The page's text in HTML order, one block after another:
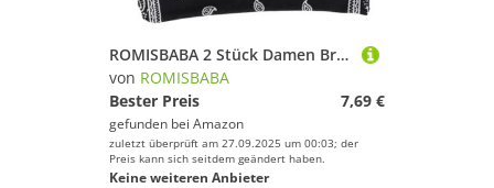
ROMISBABA 2 Stück Damen Breites Elastisches Sport Stirnband Schweißabsorbierend Atmungsaktiv für Yoga Workout Fitness Komfortables Bequemes Kopfband mit Langlebigem Print
von ROMISBABA
Bester Preis
7,69 €
gefunden bei Amazon
zuletzt überprüft am 27.09.2025 um 00:03; der
Preis kann sich seitdem geändert haben.
Keine weiteren Anbieter